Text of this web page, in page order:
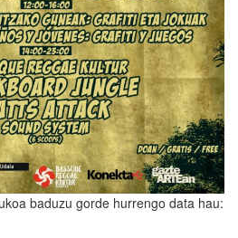
baduzu gorde hurrengo data hau: